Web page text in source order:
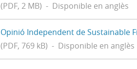
(PDF, 2 MB) - Disponible en anglès
Opinió Independent de Sustainable
(PDF, 769 kB) - Disponible en anglès